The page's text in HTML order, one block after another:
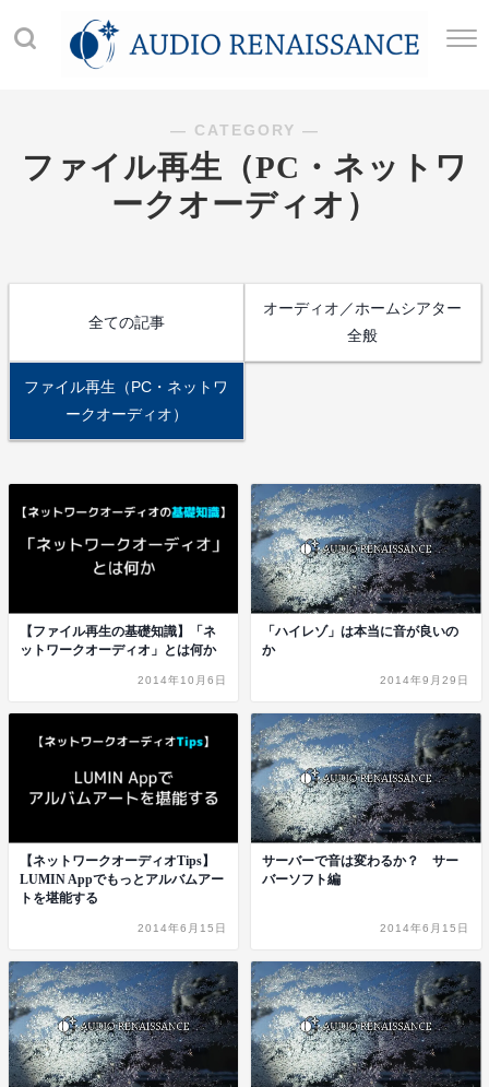
― CATEGORY ―
ファイル再生（PC・ネットワ
ークオーディオ）
全ての記事
オーディオ／ホームシアター
全般
ファイル再生（PC・ネットワ
ークオーディオ）
【ファイル再生の基礎知識】「ネ
ットワークオーディオ」とは何か
2014年10月6日
「ハイレゾ」は本当に音が良いの
か
2014年9月29日
【ネットワークオーディオTips】
LUMIN Appでもっとアルバムアー
トを堪能する
2014年6月15日
サーバーで音は変わるか？ サー
バーソフト編
2014年6月15日